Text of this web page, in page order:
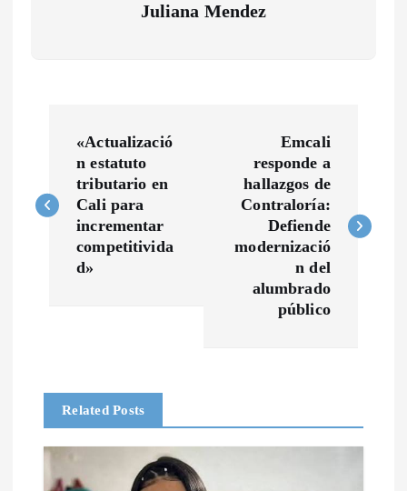
Juliana Mendez
v
c
ó
«Actualizació
n estatuto
tributario en
Cali para
incrementar
competitivida
d»
Emcali
responde a
hallazgos de
Contraloría:
Defiende
modernizació
n del
alumbrado
público
Related Posts